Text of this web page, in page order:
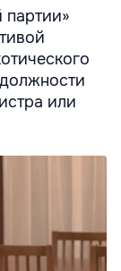
партии»
или